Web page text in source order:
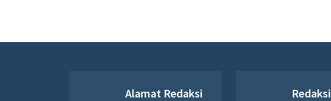
Alamat Redaksi Redaksi